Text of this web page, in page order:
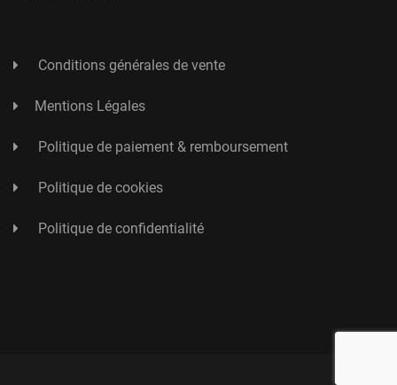
Conditions générales de vente
Mentions Légales
Politique de paiement & remboursement
Politique de cookies
Politique de confidentialité